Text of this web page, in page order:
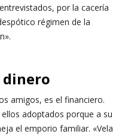
por la cacería
régimen de la
amigos, es el financiero.
adoptados porque a su
el emporio familiar. «Vela